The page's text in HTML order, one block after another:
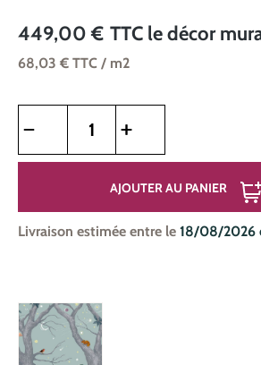
449,00 € TTC le décor
68,03 € TTC / m2
AJOUTER AU PANIER
Livraison estimée entre le 18/08/2026